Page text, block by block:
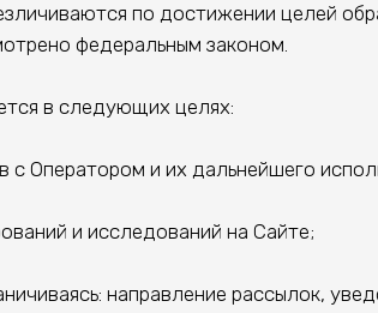
по достижении целей
федеральным законом.
в следующих целях:
Оператором и их дальнейшего
и исследований на Сайте;
направление рассылок,